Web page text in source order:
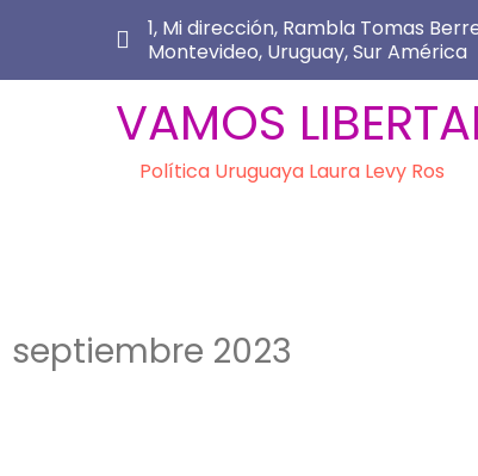
1, Mi dirección, Rambla Tomas
Montevideo, Uruguay, Sur América
VAMOS
Política Uruguaya Laura Levy Ros
septiembre 2023